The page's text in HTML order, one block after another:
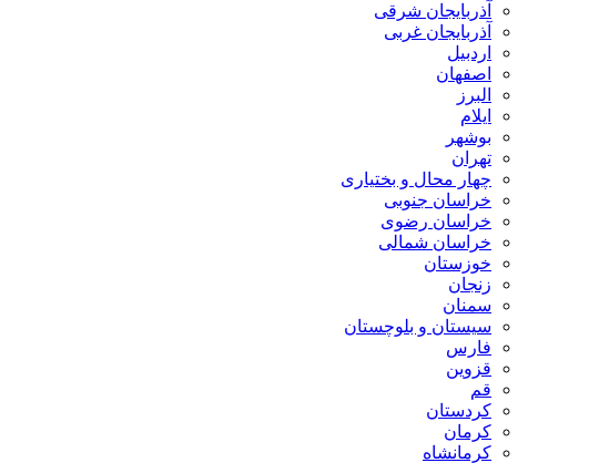
آذربایجان شرقی
آذربایجان غربی
اردبیل
اصفهان
البرز
ایلام
بوشهر
تهران
چهار محال و بختیاری
خراسان جنوبی
خراسان رضوی
خراسان شمالی
خوزستان
زنجان
سمنان
سیستان و بلوچستان
فارس
قزوین
قم
کردستان
کرمان
کرمانشاه